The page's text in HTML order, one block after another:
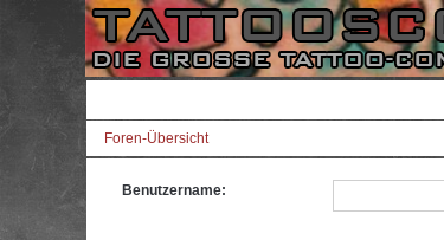
Foren-Übersicht
Benutzername: